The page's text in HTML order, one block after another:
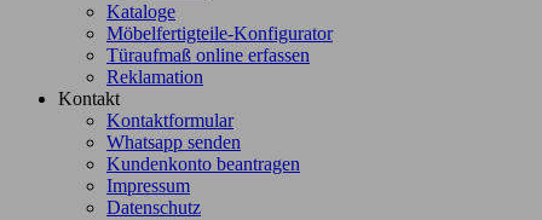
Kataloge
Möbelfertigteile-Konfigurator
Türaufmaß online erfassen
Reklamation
Kontakt
Kontaktformular
Whatsapp senden
Kundenkonto beantragen
Impressum
Datenschutz